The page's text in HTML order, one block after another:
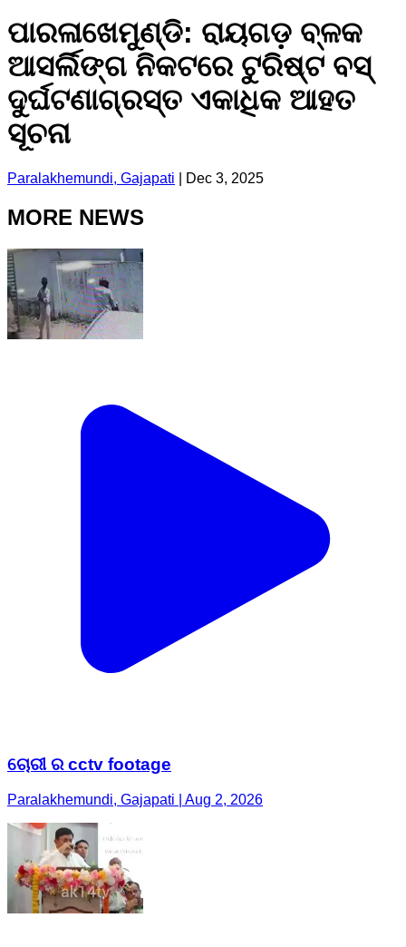
ପାରଳାଖେମୁଣ୍ଡି: ରାୟଗଡ଼ ବ୍ଳକ
ଆସର୍ଲିଙ୍ଗ ନିକଟରେ ଟୁରିଷ୍ଟ ବସ୍
ଦୁର୍ଘଟଣାଗ୍ରସ୍ତ ଏକାଧିକ ଆହତ
ସୂଚନା
Paralakhemundi, Gajapati Dec 3, 2025
MORE NEWS
ଚୋରୀ ର cctv footage
Paralakhemundi, Gajapati | Aug 2, 2026